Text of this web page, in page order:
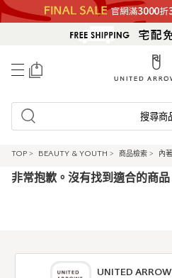
搜尋商
TOP > BEAUTY & YOUTH > 商品檢索 > 內
非常抱歉。沒有找到適合的商品
UNITED